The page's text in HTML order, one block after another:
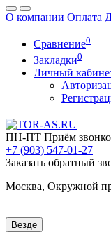
О компании Оплата
Сравнение0
Закладки0
Личный
ПН-ПТ Приём
+7 (903) 547-01-27
Заказать обратный
Москва, Окружной
Везде